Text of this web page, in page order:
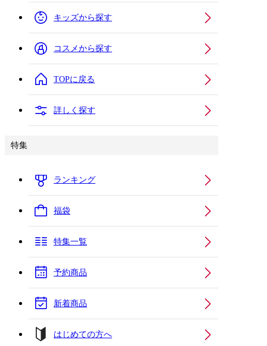
キッズから探す
コスメから探す
TOPに戻る
詳しく探す
特集
ランキング
福袋
特集一覧
予約商品
新着商品
はじめての方へ